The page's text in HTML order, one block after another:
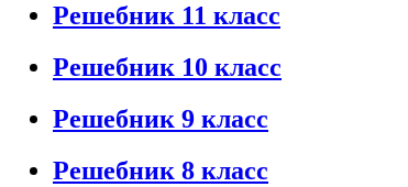
Решебник 11 класс
Решебник 10 класс
Решебник 9 класс
Решебник 8 класс